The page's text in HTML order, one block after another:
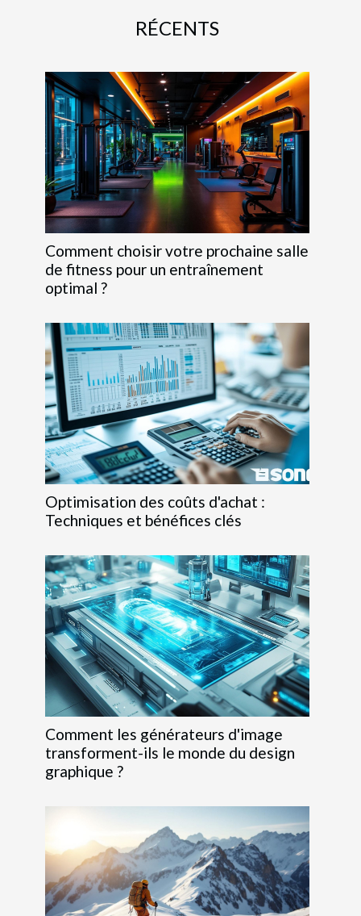
RÉCENTS
Comment choisir votre prochaine salle
de fitness pour un entraînement
optimal ?
Optimisation des coûts d'achat :
Techniques et bénéfices clés
Comment les générateurs d'image
transforment-ils le monde du design
graphique ?